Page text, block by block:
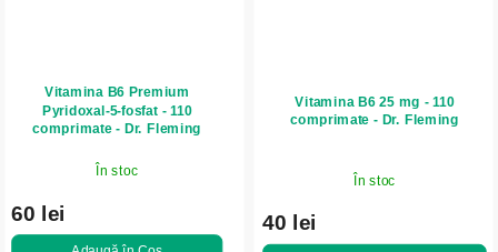
Vitamina B6 Premium
Pyridoxal-5-fosfat - 110
comprimate - Dr. Fleming
În stoc
60 lei
Vitamina B6 25 mg - 110
comprimate - Dr. Fleming
În stoc
40 lei